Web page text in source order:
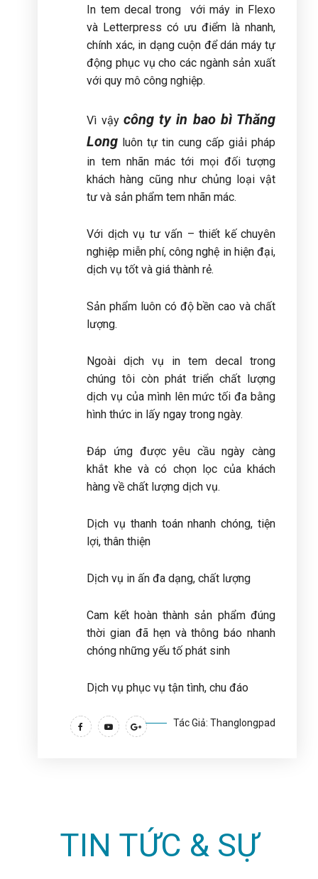
In tem decal trong với máy in Flexo
và Letterpress có ưu điểm là nhanh,
chính xác, in dạng cuộn để dán máy tự
động phục vụ cho các ngành sản xuất
với quy mô công nghiệp.
Vì vậy công ty in bao bì Thăng
Long luôn tự tin cung cấp giải pháp
in tem nhãn mác tới mọi đối tượng
khách hàng cũng như chủng loại vật
tư và sản phẩm tem nhãn mác.
Với dịch vụ tư vấn – thiết kế chuyên
nghiệp miễn phí, công nghệ in hiện đại,
dịch vụ tốt và giá thành rẻ.
Sản phẩm luôn có độ bền cao và chất
lượng.
Ngoài dịch vụ in tem decal trong
chúng tôi còn phát triển chất lượng
dịch vụ của mình lên mức tối đa bằng
hình thức in lấy ngay trong ngày.
Đáp ứng được yêu cầu ngày càng
khắt khe và có chọn lọc của khách
hàng về chất lượng dịch vụ.
Dịch vụ thanh toán nhanh chóng, tiện
lợi, thân thiện
Dịch vụ in ấn đa dạng, chất lượng
Cam kết hoàn thành sản phẩm đúng
thời gian đã hẹn và thông báo nhanh
chóng những yếu tố phát sinh
Dịch vụ phục vụ tận tình, chu đáo
Tác Giả: Thanglongpad
TIN TỨC & SỰ